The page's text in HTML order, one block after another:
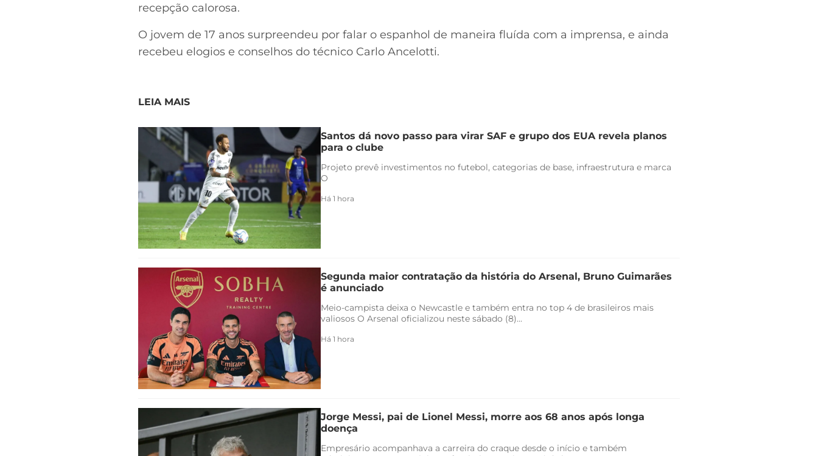
recepção calorosa.
O jovem de 17 anos surpreendeu por falar o espanhol de maneira fluída com a imprensa, e ainda
recebeu elogios e conselhos do técnico Carlo Ancelotti.
LEIA MAIS
Santos dá novo passo para virar SAF e grupo dos EUA revela planos
para o clube
Projeto prevê investimentos no futebol, categorias de base, infraestrutura e marca
O
Há 1 hora
Segunda maior contratação da história do Arsenal, Bruno Guimarães
é anunciado
Meio-campista deixa o Newcastle e também entra no top 4 de brasileiros mais
valiosos O Arsenal oficializou neste sábado (8)...
Há 1 hora
Jorge Messi, pai de Lionel Messi, morre aos 68 anos após longa
doença
Empresário acompanhava a carreira do craque desde o início e também